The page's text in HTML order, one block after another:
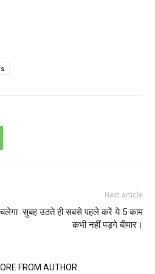
Next article
सुबह उठते ही सबसे पहले करें ये 5 काम
कभी नहीं पड़गे बीमार।
FROM AUTHOR